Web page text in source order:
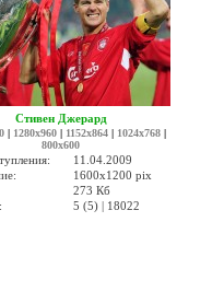
Стивен Джерард
| 1280x960 | 1152x864 | 1024x768 |
800x600
11.04.2009
1600x1200 pix
273 Кб
5 (5) | 18022